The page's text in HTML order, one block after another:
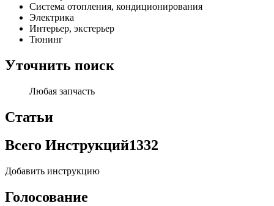
Система отопления, кондиционирования
Электрика
Интерьер, экстерьер
Тюнинг
Уточнить поиск
Любая запчасть
Статьи
Всего Инструкций1332
Добавить инструкцию
Голосование